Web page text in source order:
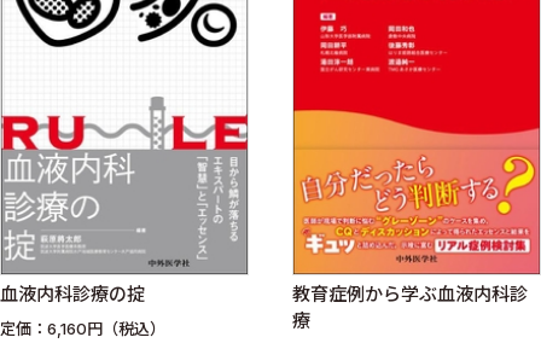
血液内科診療の掟
定価：6,160円（税込）
教育症例から学ぶ血液内科診
療